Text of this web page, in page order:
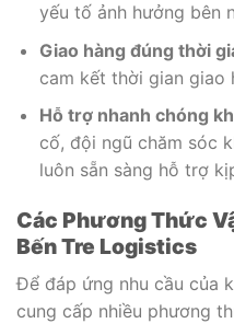
yếu tố ảnh hưởng bên
Giao hàng đúng thời
cam kết thời gian giao
Hỗ trợ nhanh chóng
cố, đội ngũ chăm sóc
luôn sẵn sàng hỗ trợ
Các Phương Thức
Bến Tre Logistics
Để đáp ứng nhu cầu của
cung cấp nhiều phương